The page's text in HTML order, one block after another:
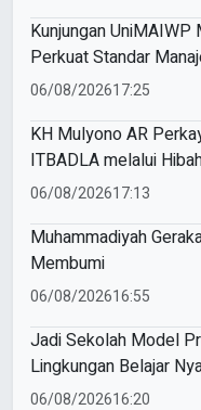
Kunjungan
Perkuat Standar
Syariah
06/08/202617:25
KH Mulyono AR
ITBADLA melalui
5 Jilid
06/08/202617:13
Muhammadiyah
Membumi
06/08/202616:55
Jadi Sekolah Model
Lingkungan Belajar
Smamio Gresik
06/08/202616:20